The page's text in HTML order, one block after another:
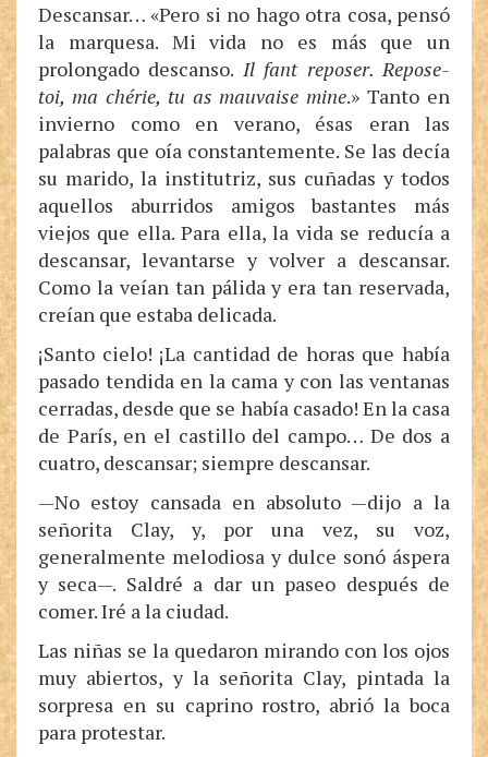
Descansar… «Pero si no hago otra cosa, pensó
la marquesa. Mi vida no es más que un
prolongado descanso. Il fant reposer. Repose-
toi, ma chérie, tu as mauvaise mine.» Tanto en
invierno como en verano, ésas eran las
palabras que oía constantemente. Se las decía
su marido, la institutriz, sus cuñadas y todos
aquellos aburridos amigos bastantes más
viejos que ella. Para ella, la vida se reducía a
descansar, levantarse y volver a descansar.
Como la veían tan pálida y era tan reservada,
creían que estaba delicada.
¡Santo cielo! ¡La cantidad de horas que había
pasado tendida en la cama y con las ventanas
cerradas, desde que se había casado! En la casa
de París, en el castillo del campo… De dos a
cuatro, descansar; siempre descansar.
—No estoy cansada en absoluto —dijo a la
señorita Clay, y, por una vez, su voz,
generalmente melodiosa y dulce sonó áspera
y seca—. Saldré a dar un paseo después de
comer. Iré a la ciudad.
Las niñas se la quedaron mirando con los ojos
muy abiertos, y la señorita Clay, pintada la
sorpresa en su caprino rostro, abrió la boca
para protestar.